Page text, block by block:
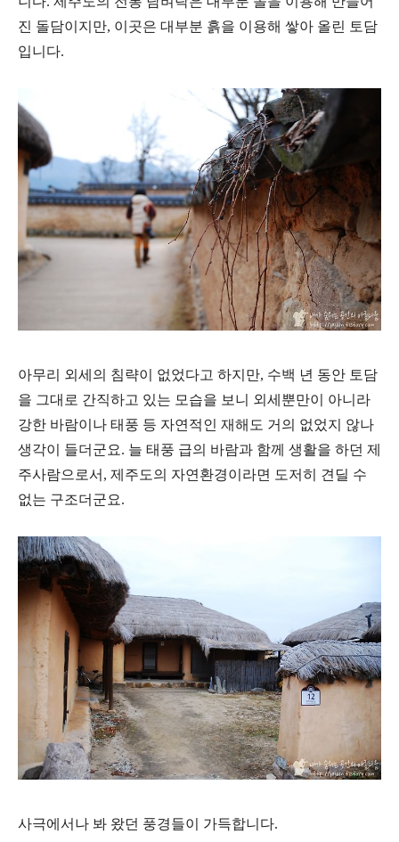
진 돌담이지만, 이곳은 대부분 흙을 이용해 쌓아 올린 토담
입니다.
아무리 외세의 침략이 없었다고 하지만, 수백 년 동안 토담
을 그대로 간직하고 있는 모습을 보니 외세뿐만이 아니라
강한 바람이나 태풍 등 자연적인 재해도 거의 없었지 않나
생각이 들더군요. 늘 태풍 급의 바람과 함께 생활을 하던 제
주사람으로서, 제주도의 자연환경이라면 도저히 견딜 수
없는 구조더군요.
사극에서나 봐 왔던 풍경들이 가득합니다.